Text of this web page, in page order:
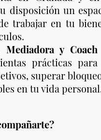
disposición un
trabajar en tu
Mediadora y
prácticas
superar
en tu vida